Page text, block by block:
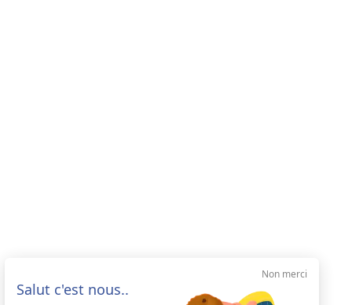
Non merci
Salut c'est nous..